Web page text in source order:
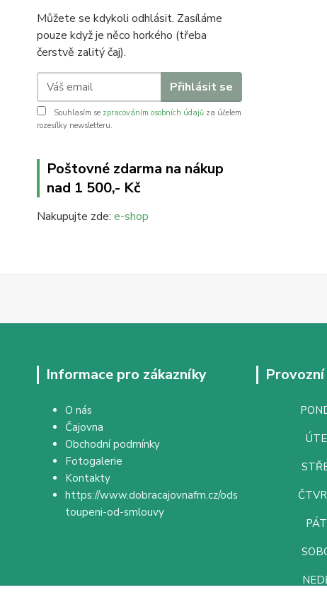
Můžete se kdykoli odhlásit. Zasíláme
pouze když je něco horkého (třeba
čerstvě zalitý čaj).
Přihlásit se
Souhlasím se zpracováním osobních údajů za účelem
rozesílky newsletteru.
Poštovné zdarma na nákup
nad 1 500,- Kč
Nakupujte zde: e-shop
Informace pro zákazníky
O nás
Čajovna
Obchodní podmínky
Fotogalerie
Kontakty
https://www.dobracajovnafm.cz/ods
toupeni-od-smlouvy